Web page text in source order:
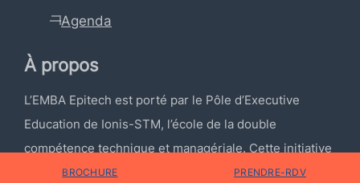
BROCHURE PRENDRE-RDV
Agenda
À propos
L’EMBA Epitech est porté par le Pôle d’Executive
Education de Ionis-STM, l’école de la double
compétence technique et managériale. Cette initiative
s’adresse à tous les professionnels souhaitant